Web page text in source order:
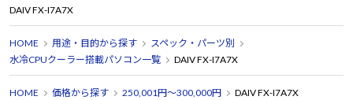
DAIV FX-I7A7X
HOME 用途・目的から探す
スペック・パーツ別
水冷CPUクーラー搭載パソコン一覧
DAIV FX-I7A7X
HOME 価格から探す 250,001円～300,000円 DAIV FX-I7A7X